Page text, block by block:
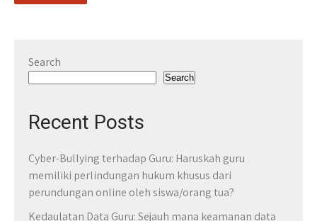
Search
Search
Recent Posts
Cyber-Bullying terhadap Guru: Haruskah guru
memiliki perlindungan hukum khusus dari
perundungan online oleh siswa/orang tua?
Kedaulatan Data Guru: Sejauh mana keamanan data